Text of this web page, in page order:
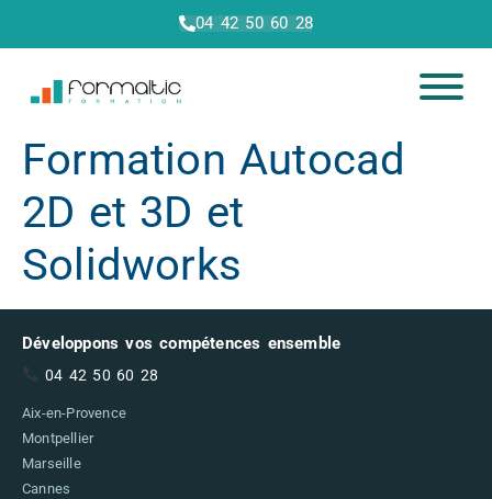
04 42 50 60 28
Formation Autocad
2D et 3D et
Solidworks
Développons vos compétences ensemble
04 42 50 60 28
Aix-en-Provence
Montpellier
Marseille
Cannes